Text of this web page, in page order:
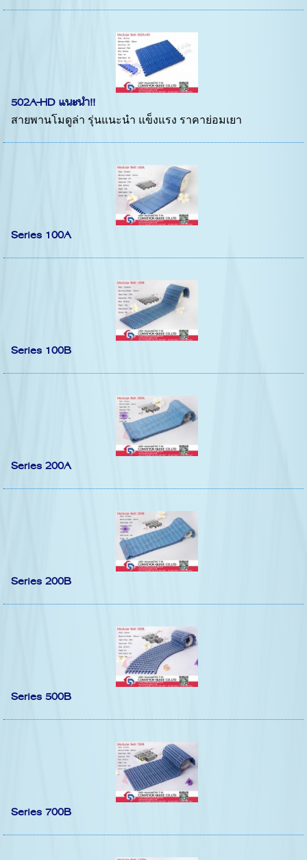
502A-HD แนะนำ!!
สายพานโมดูล่า รุ่นแนะนำ แข็งแรง ราคาย่อมเยา
Series 100A
Series 100B
Series 200A
Series 200B
Series 500B
Series 700B